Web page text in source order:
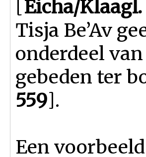
[Eicha/Klaagl.
Tisja Be’Av
onderdeel
gebeden ter
559].
Een